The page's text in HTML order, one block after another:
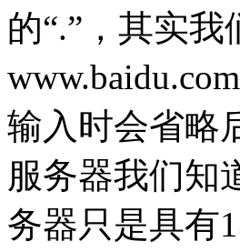
的“.”，其实
输入时会省略
服务器我们知
务器只是具有